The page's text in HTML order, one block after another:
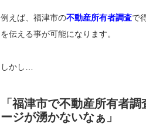
例えば、福津市の不動産所有者調査で
を伝える事が可能になります。
しかし…
「福津市で不動産所有者
ージが湧かないなぁ」